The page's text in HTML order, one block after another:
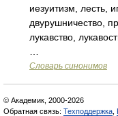
иезуитизм, лесть,
двурушничество,
лукавство,
Словарь синонимов
© Академик, 2000-2026
Обратная связь: Техподдержка